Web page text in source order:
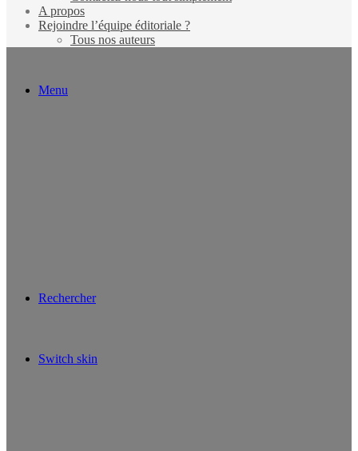
A propos
Rejoindre l’équipe éditoriale ?
Tous nos auteurs
Menu
Rechercher
Switch skin